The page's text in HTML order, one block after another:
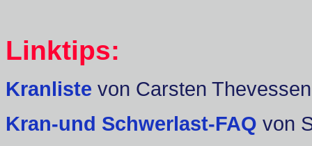
Linktips:
Kranliste von Carsten Thevessen
Kran-und Schwerlast-FAQ von